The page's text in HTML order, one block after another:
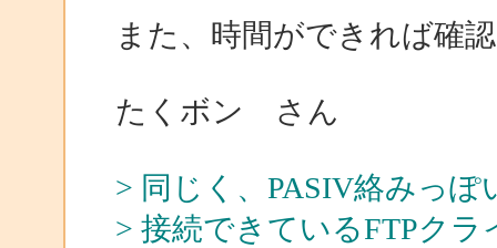
また、時間ができれば確
たくボン さん
> 同じく、PASIV絡みっ
> 接続できているFTPク